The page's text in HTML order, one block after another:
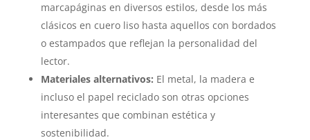
marcapáginas en diversos estilos, desde los más
clásicos en cuero liso hasta aquellos con bordados
o estampados que reflejan la personalidad del
lector.
Materiales alternativos: El metal, la madera e
incluso el papel reciclado son otras opciones
interesantes que combinan estética y
sostenibilidad.